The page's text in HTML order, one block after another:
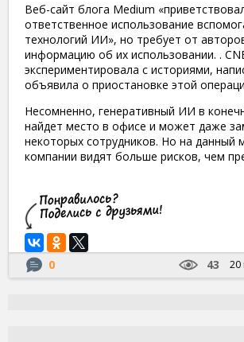
Веб-сайт блога Medium
ответственное использование
технологий ИИ», но требует от
информацию об их использовании. .
экспериментировала с историями,
объявила о приостановке этой
Несомненно, генеративный ИИ в
найдет место в офисе и может даже
некоторых сотрудников. Но на данный
компании видят больше рисков, чем
0 43 20